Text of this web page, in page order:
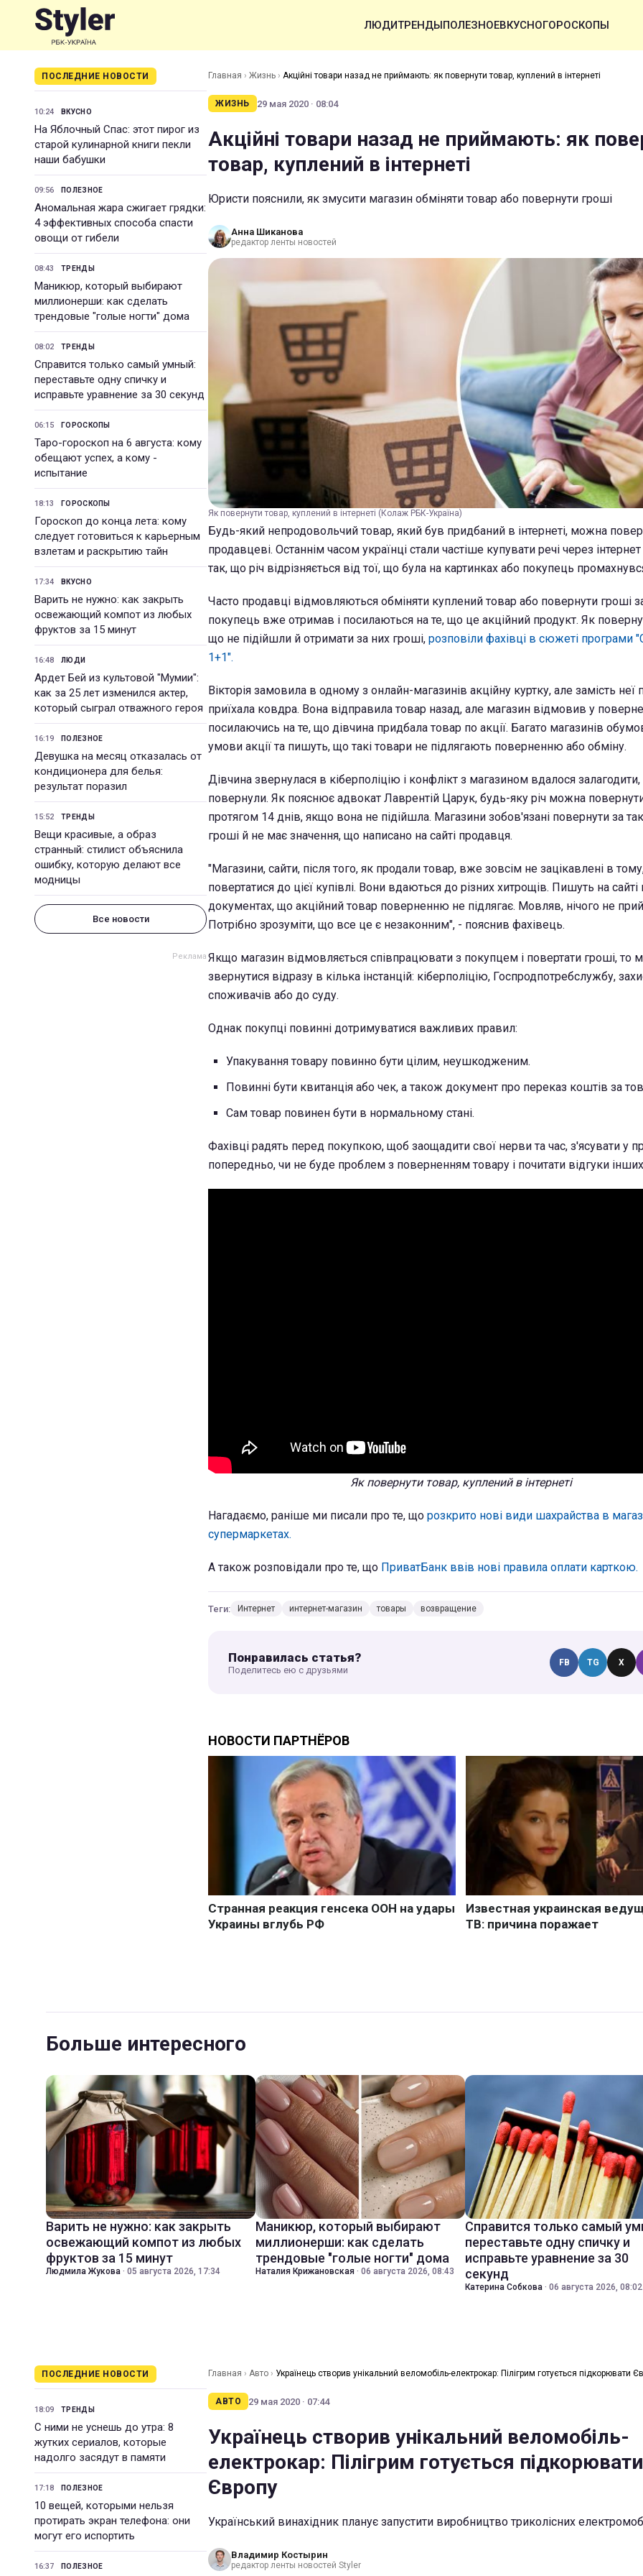
ЛЮДИТРЕНДЫПОЛЕЗНОЕВКУСНОГОРОСКОПЫ
ПОСЛЕДНИЕ НОВОСТИ
10:24 ВКУСНО
На Яблочный Спас: этот пирог из
старой кулинарной книги пекли
наши бабушки
09:56 ПОЛЕЗНОЕ
Аномальная жара сжигает грядки:
4 эффективных способа спасти
овощи от гибели
08:43 ТРЕНДЫ
Маникюр, который выбирают
миллионерши: как сделать
трендовые "голые ногти" дома
08:02 ТРЕНДЫ
Справится только самый умный:
переставьте одну спичку и
исправьте уравнение за 30 секунд
06:15 ГОРОСКОПЫ
Таро-гороскоп на 6 августа: кому
обещают успех, а кому -
испытание
18:13 ГОРОСКОПЫ
Гороскоп до конца лета: кому
следует готовиться к карьерным
взлетам и раскрытию тайн
17:34 ВКУСНО
Варить не нужно: как закрыть
освежающий компот из любых
фруктов за 15 минут
16:48 ЛЮДИ
Ардет Бей из культовой "Мумии":
как за 25 лет изменился актер,
который сыграл отважного героя
16:19 ПОЛЕЗНОЕ
Девушка на месяц отказалась от
кондиционера для белья:
результат поразил
15:52 ТРЕНДЫ
Вещи красивые, а образ
странный: стилист объяснила
ошибку, которую делают все
модницы
Все новости
Главная › Жизнь › Акційні товари назад не приймають: як повернути товар, куплений в інтернеті
ЖИЗНЬ 29 мая 2020 · 08:04
Акційні товари назад не приймають: як
товар, куплений в інтернеті
Юристи пояснили, як змусити магазин обміняти товар або повернути гроші
Анна Шиканова
редактор ленты новостей
Як повернути товар, куплений в інтернеті (Колаж РБК-Україна)
Будь-який непродовольчий товар, який був придбаний в інтернеті, можна
продавцеві. Останнім часом українці стали частіше купувати речі через інтернет
так, що річ відрізняється від тої, що була на картинках або покупець
Часто продавці відмовляються обміняти куплений товар або повернути гроші
покупець вже отримав і посилаються на те, що це акційний продукт. Як
що не підійшли й отримати за них гроші, розповіли фахівці в сюжеті програми
1+1".
Вікторія замовила в одному з онлайн-магазинів акційну куртку, але замість
приїхала ковдра. Вона відправила товар назад, але магазин відмовив у
посилаючись на те, що дівчина придбала товар по акції. Багато магазинів
умови акції та пишуть, що такі товари не підлягають поверненню або обміну.
Дівчина звернулася в кіберполіцію і конфлікт з магазином вдалося залагодити,
повернули. Як пояснює адвокат Лаврентій Царук, будь-яку річ можна
протягом 14 днів, якщо вона не підійшла. Магазини зобов'язані повернути за
гроші й не має значення, що написано на сайті продавця.
"Магазини, сайти, після того, як продали товар, вже зовсім не зацікавлені в
повертатися до цієї купівлі. Вони вдаються до різних хитрощів. Пишуть на сайті
документах, що акційний товар поверненню не підлягає. Мовляв, нічого не
Потрібно зрозуміти, що все це є незаконним", - пояснив фахівець.
Якщо магазин відмовляється співпрацювати з покупцем і повертати гроші, то
звернутися відразу в кілька інстанцій: кіберполіцію, Госпродпотребслужбу,
споживачів або до суду.
Однак покупці повинні дотримуватися важливих правил:
Упакування товару повинно бути цілим, неушкодженим.
Повинні бути квитанція або чек, а також документ про переказ коштів за
Сам товар повинен бути в нормальному стані.
Фахівці радять перед покупкою, щоб заощадити свої нерви та час, з'ясувати у
попередньо, чи не буде проблем з поверненням товару і почитати відгуки
Як повернути товар, куплений в інтернеті
Нагадаємо, раніше ми писали про те, що розкрито нові види шахрайства в
супермаркетах.
А також розповідали про те, що ПриватБанк ввів нові правила оплати карткою.
Теги: Интернет интернет-магазин товары возвращение
Понравилась статья?
Поделитесь ею с друзьями
FB TG X
Больше интересного
Варить не нужно: как закрыть
освежающий компот из любых
фруктов за 15 минут
Людмила Жукова · 05 августа 2026, 17:34
Маникюр, который выбирают
миллионерши: как сделать
трендовые "голые ногти" дома
Наталия Крижановская · 06 августа 2026, 08:43
Справится только самый
переставьте одну спичку и
исправьте уравнение за 30
секунд
Катерина Собкова · 06 августа 2026, 08:02
ПОСЛЕДНИЕ НОВОСТИ
18:09 ТРЕНДЫ
С ними не уснешь до утра: 8
жутких сериалов, которые
надолго засядут в памяти
17:18 ПОЛЕЗНОЕ
10 вещей, которыми нельзя
протирать экран телефона: они
могут его испортить
16:37 ПОЛЕЗНОЕ
Главная › Авто › Українець створив унікальний веломобіль-електрокар: Пілігрим готується підкорювати
АВТО 29 мая 2020 · 07:44
Українець створив унікальний веломобіль-
електрокар: Пілігрим готується підкорювати
Європу
Український винахідник планує запустити виробництво триколісних
Владимир Костырин
редактор ленты новостей Styler